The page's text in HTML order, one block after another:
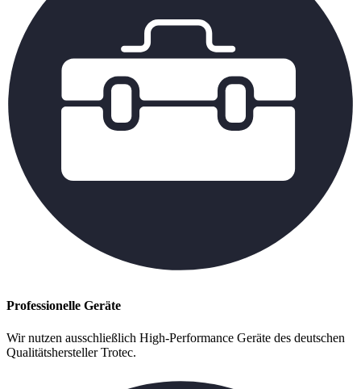
Professionelle Geräte
Wir nutzen ausschließlich High-Performance Geräte des deutschen
Qualitätshersteller Trotec.